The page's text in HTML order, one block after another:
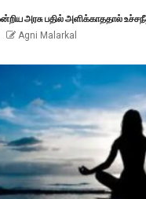
அரசு பதில் அளிக்காததால்
Agni Malarkal